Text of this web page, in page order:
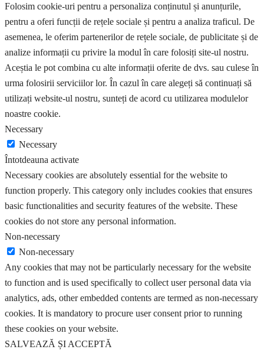
Folosim cookie-uri pentru a personaliza conținutul și anunțurile,
pentru a oferi funcții de rețele sociale și pentru a analiza traficul. De
asemenea, le oferim partenerilor de rețele sociale, de publicitate și de
analize informații cu privire la modul în care folosiți site-ul nostru.
Aceștia le pot combina cu alte informații oferite de dvs. sau culese în
urma folosirii serviciilor lor. În cazul în care alegeți să continuați să
utilizați website-ul nostru, sunteți de acord cu utilizarea modulelor
noastre cookie.
Necessary
Necessary
Întotdeauna activate
Necessary cookies are absolutely essential for the website to
function properly. This category only includes cookies that ensures
basic functionalities and security features of the website. These
cookies do not store any personal information.
Non-necessary
Non-necessary
Any cookies that may not be particularly necessary for the website
to function and is used specifically to collect user personal data via
analytics, ads, other embedded contents are termed as non-necessary
cookies. It is mandatory to procure user consent prior to running
these cookies on your website.
SALVEAZĂ ȘI ACCEPTĂ